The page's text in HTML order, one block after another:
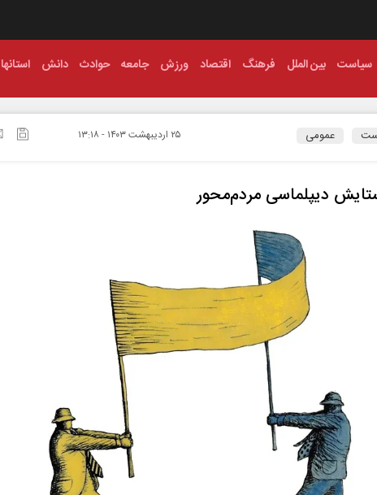
سیاست بین الملل فرهنگ اقتصاد ورزش جامعه حوادث دانش استانها
عمومی ۲۵ ارديبهشت ۱۴۰۳ - ۱۳:۱۸
دیپلماسی مردم‌محور